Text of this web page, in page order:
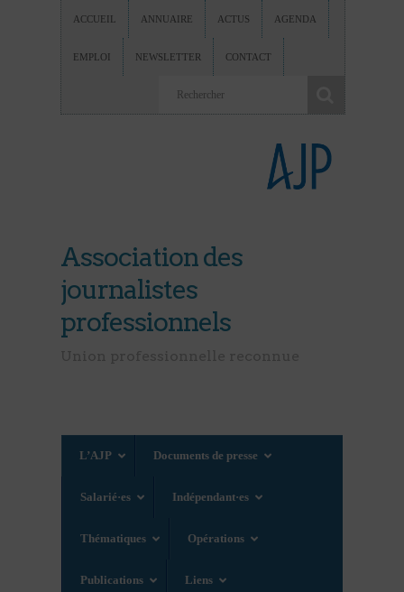
ACCUEIL ANNUAIRE ACTUS AGENDA
EMPLOI NEWSLETTER CONTACT
Association des
journalistes
professionnels
L’AJP Documents de presse
Salarié·es Indépendant·es
Thématiques Opérations
Publications Liens